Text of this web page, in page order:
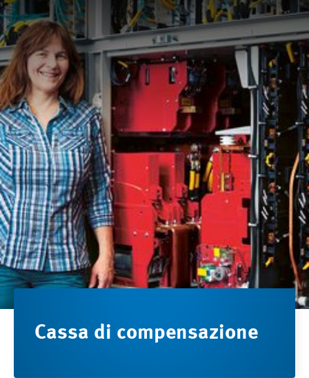
Cassa di compensazione